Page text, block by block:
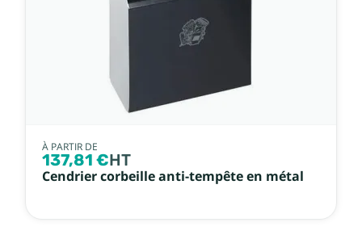
À PARTIR DE
137,81 €HT
Cendrier corbeille anti-tempête en métal